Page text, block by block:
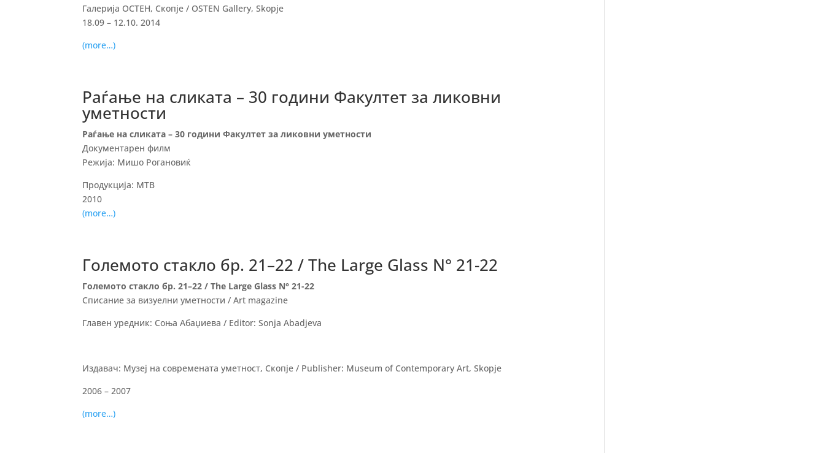
Галерија ОСТЕН, Скопје / OSTEN Gallery, Skopje
18.09 – 12.10. 2014
(more…)
Раѓање на сликата – 30 години Факултет за ликовни
уметности
Раѓање на сликата – 30 години Факултет за ликовни уметности
Документарен филм
Режија: Мишо Рогановиќ
Продукција: МТВ
2010
(more…)
Големото стакло бр. 21–22 / The Large Glass N° 21-22
Големото стакло бр. 21–22 / The Large Glass N° 21-22
Списание за визуелни уметности / Art magazine
Главен уредник: Соња Абаџиева / Editor: Sonja Abadjeva
Издавач: Музеј на современата уметност, Скопје / Publisher: Museum of Contemporary Art, Skopje
2006 – 2007
(more…)